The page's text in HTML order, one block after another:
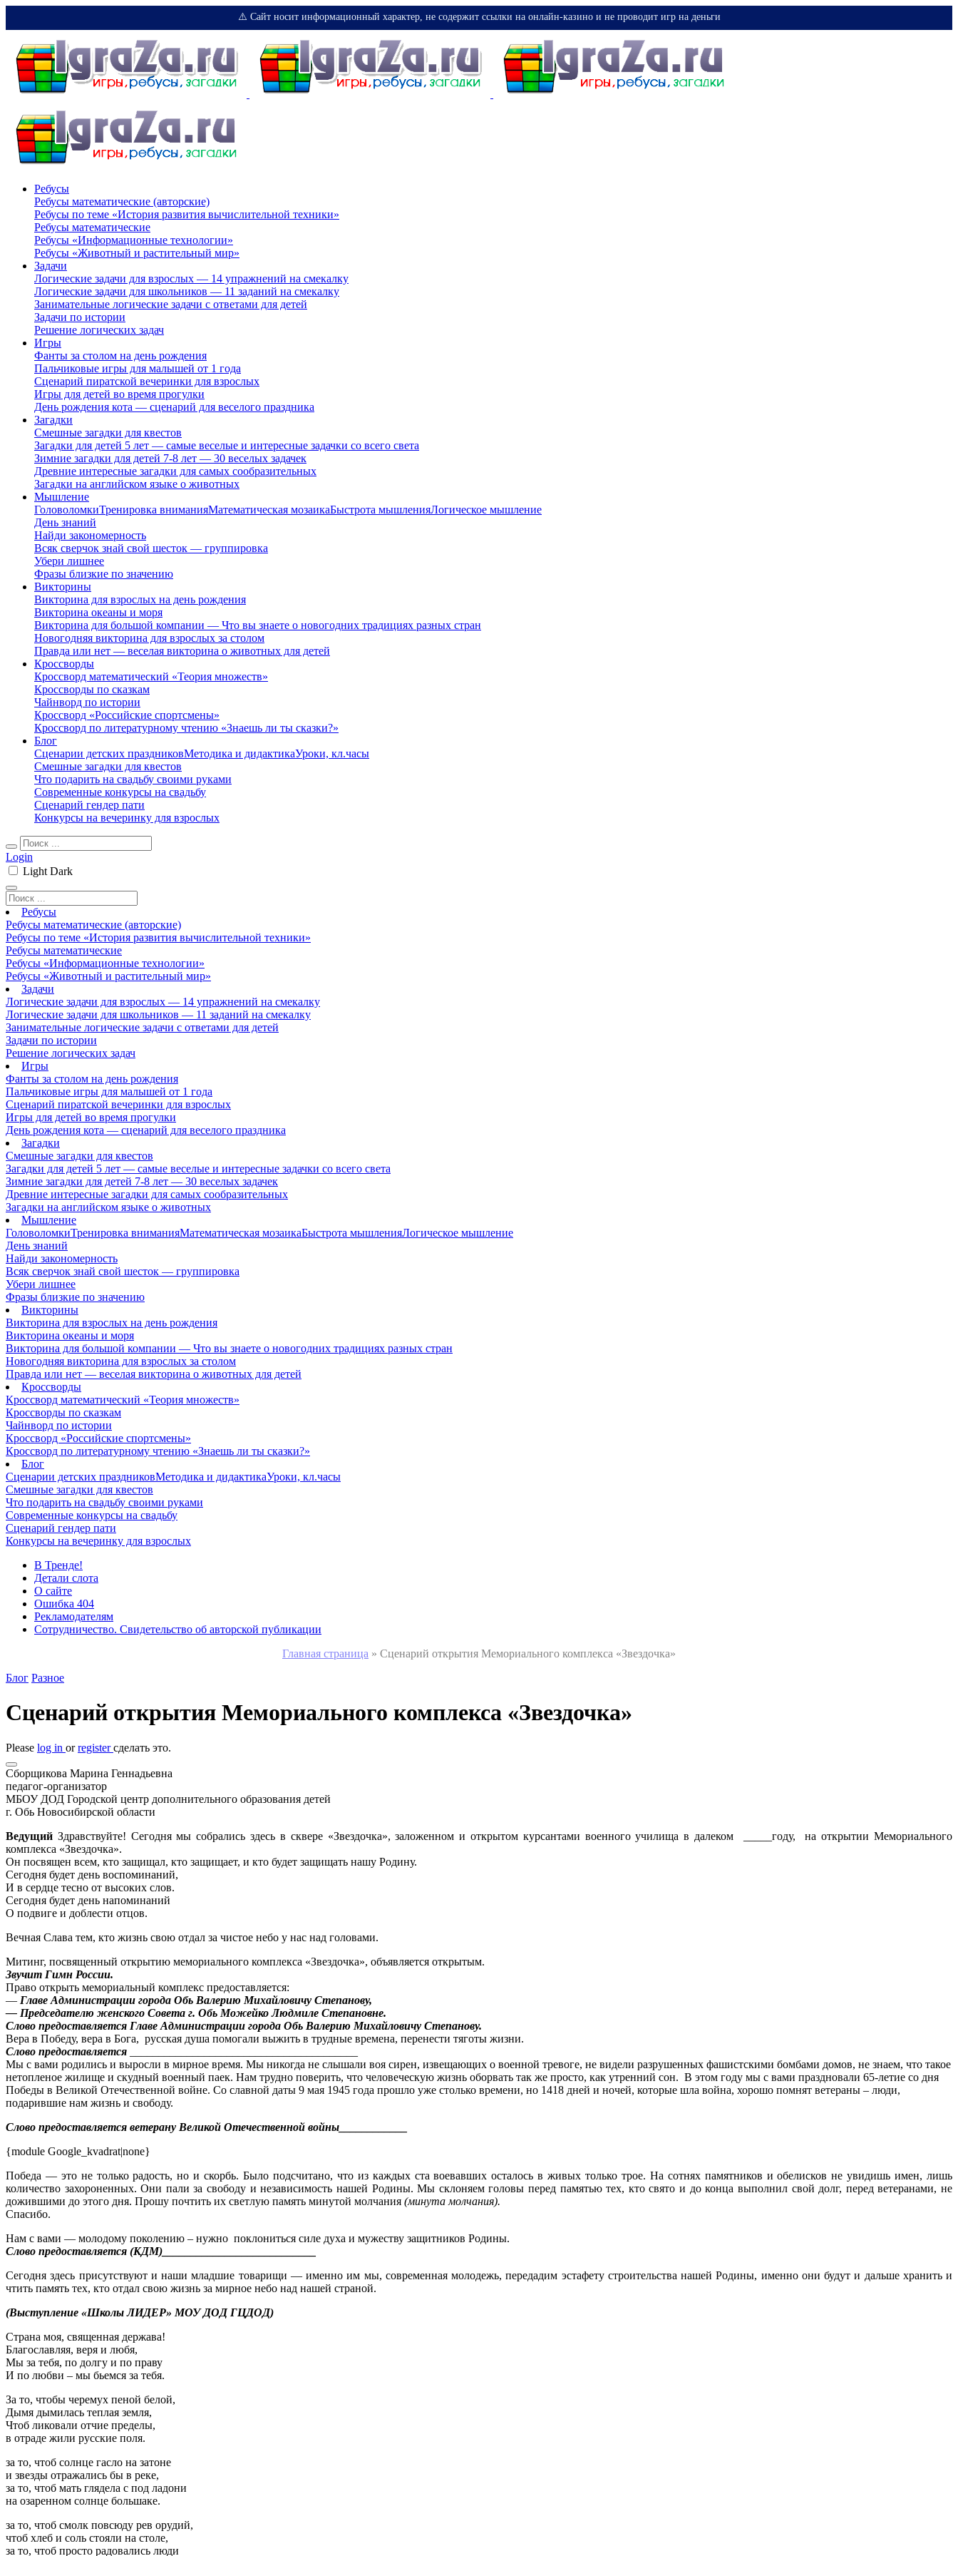
⚠️ Сайт носит информационный характер, не содержит ссылки на онлайн-казино и не проводит игр на деньги
Ребусы
Ребусы математические (авторские)
Ребусы по теме «История развития вычислительной техники»
Ребусы математические
Ребусы «Информационные технологии»
Ребусы «Животный и растительный мир»
Задачи
Логические задачи для взрослых — 14 упражнений на смекалку
Логические задачи для школьников — 11 заданий на смекалку
Занимательные логические задачи с ответами для детей
Задачи по истории
Решение логических задач
Игры
Фанты за столом на день рождения
Пальчиковые игры для малышей от 1 года
Сценарий пиратской вечеринки для взрослых
Игры для детей во время прогулки
День рождения кота — сценарий для веселого праздника
Загадки
Смешные загадки для квестов
Загадки для детей 5 лет — самые веселые и интересные задачки со всего света
Зимние загадки для детей 7-8 лет — 30 веселых задачек
Древние интересные загадки для самых сообразительных
Загадки на английском языке о животных
Мышление
ГоловоломкиТренировка вниманияМатематическая мозаикаБыстрота мышленияЛогическое мышление
День знаний
Найди закономерность
Всяк сверчок знай свой шесток — группировка
Убери лишнее
Фразы близкие по значению
Викторины
Викторина для взрослых на день рождения
Викторина океаны и моря
Викторина для большой компании — Что вы знаете о новогодних традициях разных стран
Новогодняя викторина для взрослых за столом
Правда или нет — веселая викторина о животных для детей
Кроссворды
Кроссворд математический «Теория множеств»
Кроссворды по сказкам
Чайнворд по истории
Кроссворд «Российские спортсмены»
Кроссворд по литературному чтению «Знаешь ли ты сказки?»
Блог
Сценарии детских праздниковМетодика и дидактикаУроки, кл.часы
Смешные загадки для квестов
Что подарить на свадьбу своими руками
Современные конкурсы на свадьбу
Сценарий гендер пати
Конкурсы на вечеринку для взрослых
Login
Light Dark
Ребусы
Ребусы математические (авторские)
Ребусы по теме «История развития вычислительной техники»
Ребусы математические
Ребусы «Информационные технологии»
Ребусы «Животный и растительный мир»
Задачи
Логические задачи для взрослых — 14 упражнений на смекалку
Логические задачи для школьников — 11 заданий на смекалку
Занимательные логические задачи с ответами для детей
Задачи по истории
Решение логических задач
Игры
Фанты за столом на день рождения
Пальчиковые игры для малышей от 1 года
Сценарий пиратской вечеринки для взрослых
Игры для детей во время прогулки
День рождения кота — сценарий для веселого праздника
Загадки
Смешные загадки для квестов
Загадки для детей 5 лет — самые веселые и интересные задачки со всего света
Зимние загадки для детей 7-8 лет — 30 веселых задачек
Древние интересные загадки для самых сообразительных
Загадки на английском языке о животных
Мышление
ГоловоломкиТренировка вниманияМатематическая мозаикаБыстрота мышленияЛогическое мышление
День знаний
Найди закономерность
Всяк сверчок знай свой шесток — группировка
Убери лишнее
Фразы близкие по значению
Викторины
Викторина для взрослых на день рождения
Викторина океаны и моря
Викторина для большой компании — Что вы знаете о новогодних традициях разных стран
Новогодняя викторина для взрослых за столом
Правда или нет — веселая викторина о животных для детей
Кроссворды
Кроссворд математический «Теория множеств»
Кроссворды по сказкам
Чайнворд по истории
Кроссворд «Российские спортсмены»
Кроссворд по литературному чтению «Знаешь ли ты сказки?»
Блог
Сценарии детских праздниковМетодика и дидактикаУроки, кл.часы
Смешные загадки для квестов
Что подарить на свадьбу своими руками
Современные конкурсы на свадьбу
Сценарий гендер пати
Конкурсы на вечеринку для взрослых
В Тренде!
Детали слота
О сайте
Ошибка 404
Рекламодателям
Сотрудничество. Свидетельство об авторской публикации
Главная страница » Сценарий открытия Мемориального комплекса «Звездочка»
Блог Разное
Сценарий открытия Мемориального комплекса «Звездочка»
Please log in orregisterсделать это.
Сборщикова Марина Геннадьевна
педагог-организатор
МБОУ ДОД Городской центр дополнительного образования детей
г. Обь Новосибирской области
Ведущий Здравствуйте! Сегодня мы собрались здесь в сквере «Звездочка», заложенном и открытом курсантами военного училища в далеком _____году, на открытии Мемориального
комплекса «Звездочка».
Он посвящен всем, кто защищал, кто защищает, и кто будет защищать нашу Родину.
Сегодня будет день воспоминаний,
И в сердце тесно от высоких слов.
Сегодня будет день напоминаний
О подвиге и доблести отцов.
Вечная Слава тем, кто жизнь свою отдал за чистое небо у нас над головами.
Митинг, посвященный открытию мемориального комплекса «Звездочка», объявляется открытым.
Звучит Гимн России.
Право открыть мемориальный комплекс предоставляется:
— Главе Администрации города Обь Валерию Михайловичу Степанову,
— Председателю женского Совета г. Обь Можейко Людмиле Степановне.
Слово предоставляется Главе Администрации города Обь Валерию Михайловичу Степанову.
Вера в Победу, вера в Бога, русская душа помогали выжить в трудные времена, перенести тяготы жизни.
Слово предоставляется
Мы с вами родились и выросли в мирное время. Мы никогда не слышали воя сирен, извещающих о военной тревоге, не видели разрушенных фашистскими бомбами домов, не знаем, что такое
нетопленое жилище и скудный военный паек. Нам трудно поверить, что человеческую жизнь оборвать так же просто, как утренний сон. В этом году мы с вами праздновали 65-летие со дня
Победы в Великой Отечественной войне. Со славной даты 9 мая 1945 года прошло уже столько времени, но 1418 дней и ночей, которые шла война, хорошо помнят ветераны – люди,
подарившие нам жизнь и свободу.
Слово предоставляется ветерану Великой Отечественной войны____________
{module Google_kvadrat|none}
Победа — это не только радость, но и скорбь. Было подсчитано, что из каждых ста воевавших осталось в живых только трое. На сотнях памятников и обелисков не увидишь имен, лишь
количество захороненных. Они пали за свободу и независимость нашей Родины. Мы склоняем головы перед памятью тех, кто свято и до конца выполнил свой долг, перед ветеранами, не
дожившими до этого дня. Прошу почтить их светлую память минутой молчания (минута молчания).
Спасибо.
Нам с вами — молодому поколению – нужно поклониться силе духа и мужеству защитников Родины.
Слово предоставляется (КДМ)___________________________
Сегодня здесь присутствуют и наши младшие товарищи — именно им мы, современная молодежь, передадим эстафету строительства нашей Родины, именно они будут и дальше хранить и
чтить память тех, кто отдал свою жизнь за мирное небо над нашей страной.
(Выступление «Школы ЛИДЕР» МОУ ДОД ГЦДОД)
Страна моя, священная держава!
Благославляя, веря и любя,
Мы за тебя, по долгу и по праву
И по любви – мы бьемся за тебя.
За то, чтобы черемух пеной белой,
Дымя дымилась теплая земля,
Чтоб ликовали отчие пределы,
в отраде жили русские поля.
за то, чтоб солнце гасло на затоне
и звезды отражались бы в реке,
за то, чтоб мать глядела с под ладони
на озаренном солнце большаке.
за то, чтоб смолк повсюду рев орудий,
чтоб хлеб и соль стояли на столе,
за то, чтоб просто радовались люди